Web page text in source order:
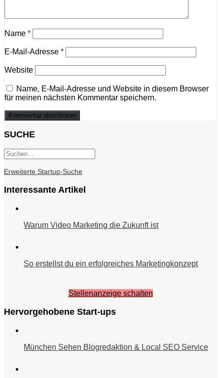
Name *
E-Mail-Adresse *
Website
Name, E-Mail-Adresse und Website in diesem Browser
für meinen nächsten Kommentar speichern.
SUCHE
Erweiterte Startup-Suche
Interessante Artikel
Warum Video Marketing die Zukunft ist
So erstellst du ein erfolgreiches Marketingkonzept
Stellenanzeige schalten
Hervorgehobene Start-ups
München Sehen Blogredaktion & Local SEO Service